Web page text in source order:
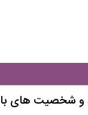
و شخصیت